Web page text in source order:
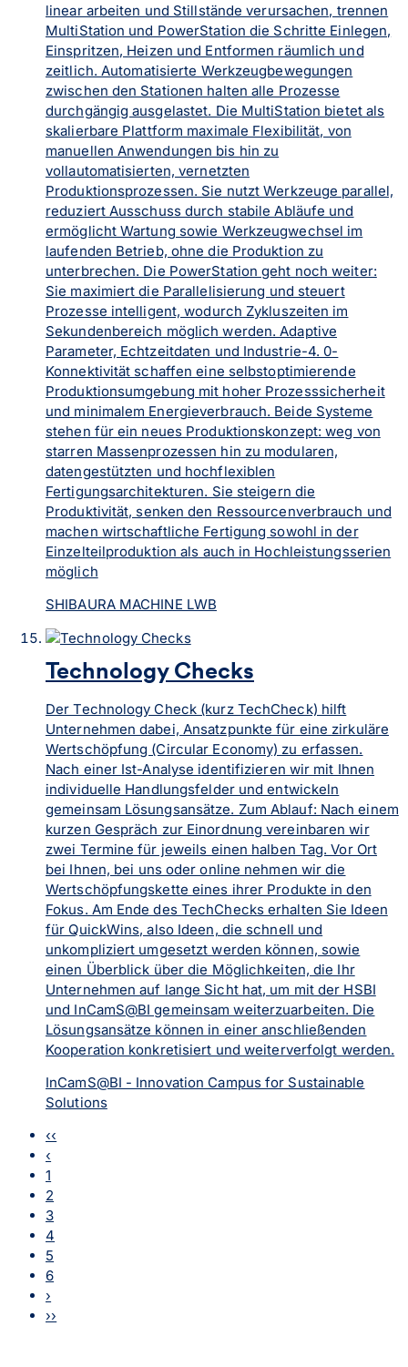
linear arbeiten und Stillstände verursachen, trennen
MultiStation und PowerStation die Schritte Einlegen,
Einspritzen, Heizen und Entformen räumlich und
zeitlich. Automatisierte Werkzeugbewegungen
zwischen den Stationen halten alle Prozesse
durchgängig ausgelastet. Die MultiStation bietet als
skalierbare Plattform maximale Flexibilität, von
manuellen Anwendungen bis hin zu
vollautomatisierten, vernetzten
Produktionsprozessen. Sie nutzt Werkzeuge parallel,
reduziert Ausschuss durch stabile Abläufe und
ermöglicht Wartung sowie Werkzeugwechsel im
laufenden Betrieb, ohne die Produktion zu
unterbrechen. Die PowerStation geht noch weiter:
Sie maximiert die Parallelisierung und steuert
Prozesse intelligent, wodurch Zykluszeiten im
Sekundenbereich möglich werden. Adaptive
Parameter, Echtzeitdaten und Industrie-4. 0-
Konnektivität schaffen eine selbstoptimierende
Produktionsumgebung mit hoher Prozesssicherheit
und minimalem Energieverbrauch. Beide Systeme
stehen für ein neues Produktionskonzept: weg von
starren Massenprozessen hin zu modularen,
datengestützten und hochflexiblen
Fertigungsarchitekturen. Sie steigern die
Produktivität, senken den Ressourcenverbrauch und
machen wirtschaftliche Fertigung sowohl in der
Einzelteilproduktion als auch in Hochleistungsserien
möglich
SHIBAURA MACHINE LWB
Technology Checks
Der Technology Check (kurz TechCheck) hilft
Unternehmen dabei, Ansatzpunkte für eine zirkuläre
Wertschöpfung (Circular Economy) zu erfassen.
Nach einer Ist-Analyse identifizieren wir mit Ihnen
individuelle Handlungsfelder und entwickeln
gemeinsam Lösungsansätze. Zum Ablauf: Nach einem
kurzen Gespräch zur Einordnung vereinbaren wir
zwei Termine für jeweils einen halben Tag. Vor Ort
bei Ihnen, bei uns oder online nehmen wir die
Wertschöpfungskette eines ihrer Produkte in den
Fokus. Am Ende des TechChecks erhalten Sie Ideen
für QuickWins, also Ideen, die schnell und
unkompliziert umgesetzt werden können, sowie
einen Überblick über die Möglichkeiten, die Ihr
Unternehmen auf lange Sicht hat, um mit der HSBI
und InCamS@BI gemeinsam weiterzuarbeiten. Die
Lösungsansätze können in einer anschließenden
Kooperation konkretisiert und weiterverfolgt werden.
InCamS@BI - Innovation Campus for Sustainable
Solutions
‹‹
‹
1
2
3
4
5
6
›
››